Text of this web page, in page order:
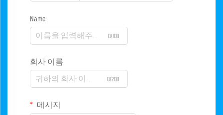
Name
0/100
회사 이름
0/200
메시지